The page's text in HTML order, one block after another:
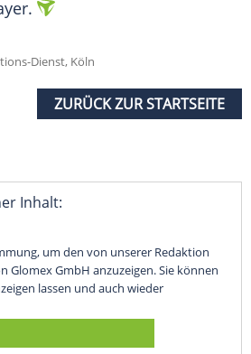
Dienst, Köln
ZURÜCK ZUR STARTSEITE
Inhalt:
um den von unserer Redaktion
Glomex GmbH anzuzeigen. Sie können
lassen und auch wieder